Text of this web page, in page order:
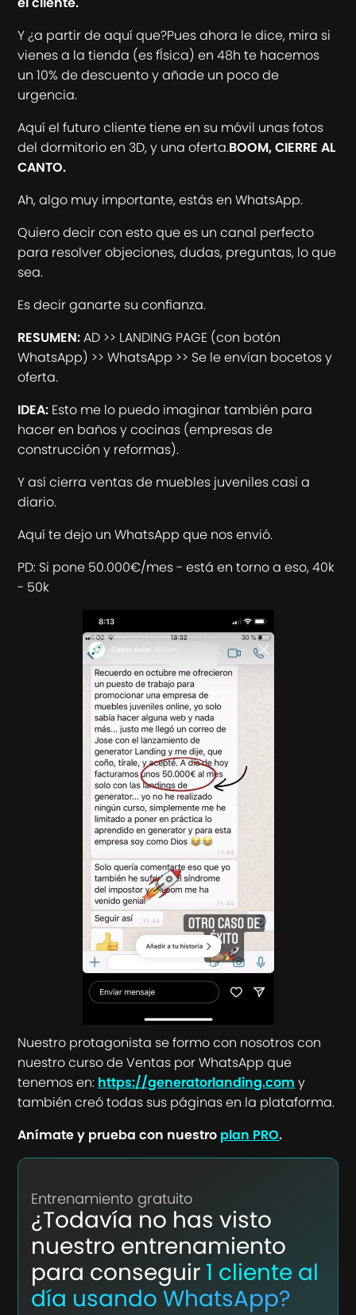
Y ¿a partir de aquí que?Pues ahora le dice, mira si
vienes a la tienda (es fÍsica) en 48h te hacemos
un 10% de descuento y añade un poco de
urgencia.
Aquí el futuro cliente tiene en su móvil unas fotos
del dormitorio en 3D, y una oferta.BOOM, CIERRE AL
CANTO.
Ah, algo muy importante, estás en WhatsApp.
Quiero decir con esto que es un canal perfecto
para resolver objeciones, dudas, preguntas, lo que
sea.
Es decir ganarte su confianza.
RESUMEN:AD >> LANDING PAGE (con botón
WhatsApp) >> WhatsApp >> Se le envían bocetos y
oferta.
IDEA: Esto me lo puedo imaginar también para
hacer en baños y cocinas (empresas de
construcción y reformas).
Y así cierra ventas de muebles juveniles casi a
diario.
Aquí te dejo un WhatsApp que nos envió.
PD: Si pone 50.000€/mes - está en torno a eso, 40k
- 50k
Nuestro protagonista se formo con nosotros con
nuestro curso de Ventas por WhatsApp que
tenemos en: https://generatorlanding.com y
también creó todas sus páginas en la plataforma.
Anímate y prueba con nuestro plan PRO.
Entrenamiento gratuito
¿Todavía no has visto
nuestro entrenamiento
para conseguir 1 cliente al
día usando WhatsApp?